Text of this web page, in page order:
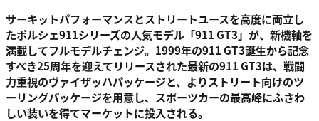
サーキットパフォーマンスとストリートユースを高度に両立し
たポルシェ911シリーズの人気モデル「911 GT3」が、新機軸を
満載してフルモデルチェンジ。1999年の911 GT3誕生から記念
すべき25周年を迎えてリリースされた最新の911 GT3は、戦闘
力重視のヴァイザッハパッケージと、よりストリート向けのツ
ーリングパッケージを用意し、スポーツカーの最高峰にふさわ
しい装いを得てマーケットに投入される。